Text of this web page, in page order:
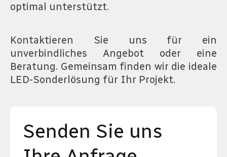
optimal unterstützt.
Kontaktieren Sie uns für ein
unverbindliches Angebot oder eine
Beratung. Gemeinsam finden wir die ideale
LED-Sonderlösung für Ihr Projekt.
Senden Sie uns